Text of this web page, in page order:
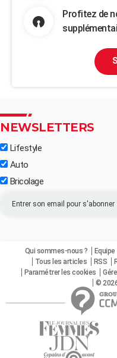
Profitez de
NEWSLETTERS
Lifestyle
Auto
Bricolage
Qui sommes-nous ? Equipe
Tous les articles
RSS
Paramétrer les cookies
©